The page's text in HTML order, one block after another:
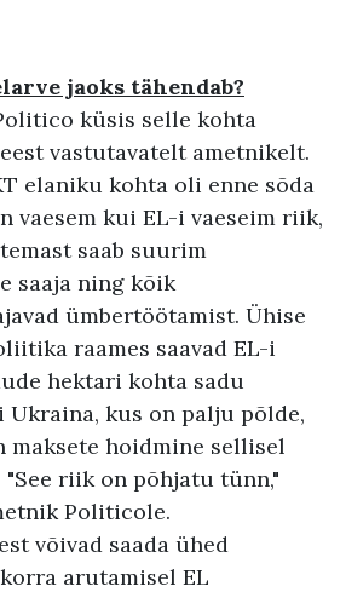
jaoks tähendab?
küsis selle kohta
vastutavatelt ametnikelt.
elaniku kohta oli enne sõda
vaesem kui EL-i vaeseim riik,
saab suurim
saaja ning kõik
ümbertöötamist. Ühise
raames saavad EL-i
hektari kohta sadu
Ukraina, kus on palju põlde,
maksete hoidmine sellisel
riik on põhjatu tünn,"
Politicole.
võivad saada ühed
arutamisel EL